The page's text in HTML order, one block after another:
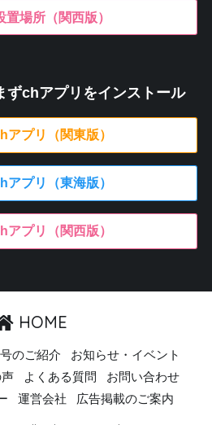
置場所（関西版）
ずchアプリをインストール
アプリ（関東版）
アプリ（東海版）
アプリ（関西版）
HOME
のご紹介
お知らせ・イベント
よくある質問
お問い合わせ
運営会社 広告掲載のご案内